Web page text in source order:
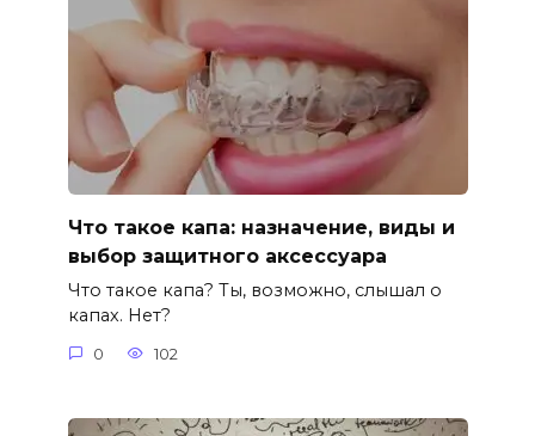
Что такое капа: назначение, виды и
выбор защитного аксессуара
Что такое капа? Ты, возможно, слышал о
капах. Нет?
0 102